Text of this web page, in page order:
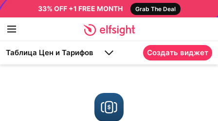
33% OFF +1 FREE MONTH Grab The Deal
Таблица Цен и Тарифов Создать виджет